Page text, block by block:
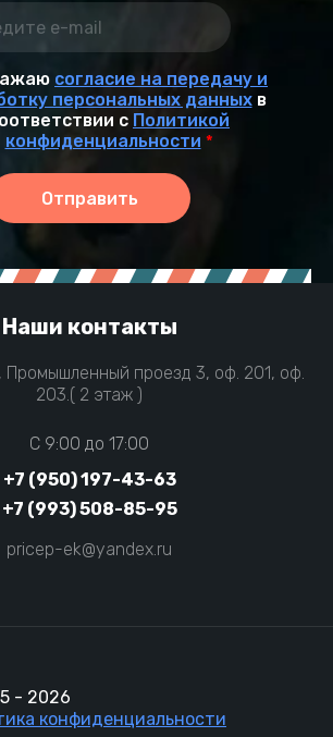
согласие на передачу и
персональных данныхв
с Политикой
конфиденциальности *
Отправить
Наши контакты
Промышленный проезд 3, оф. 201, оф.
203.( 2 этаж )
C 9:00 до 17:00
+7 (950) 197-43-63
+7 (993) 508-85-95
pricep-ek@yandex.ru
- 2026
конфиденциальности